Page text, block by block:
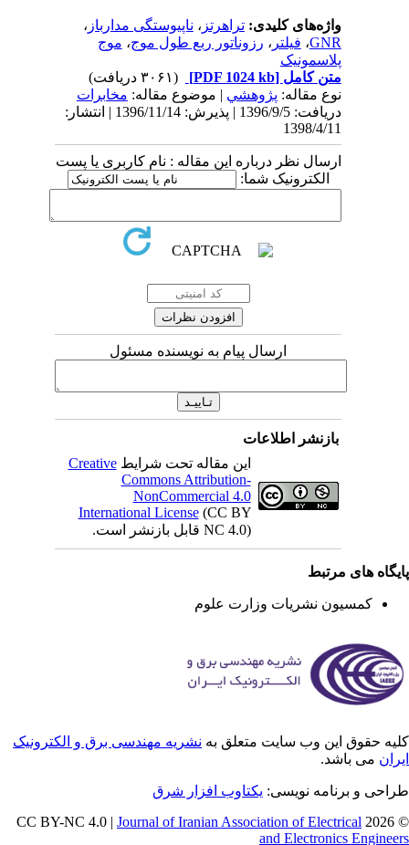
واژه‌های کلیدی:تراهرتز، ناپیوستگی مدارباز،
GNR،فیلتر، رزوناتور ربع طول موج،موج
پلاسمونیک
متن کامل[PDF 1024 kb]
نوع مقاله:پژوهشي| موضوع مقاله:مخابرات
دریافت: 1396/9/5 | پذیرش: 1396/11/14 | انتشار:
1398/4/11
ارسال نظر درباره این مقاله : نام کاربری یا پست
الکترونیک شما:
ارسال پیام به نویسنده مسئول
بازنشر اطلاعات
این مقاله تحت شرایطCreative
Commons Attribution-
NonCommercial 4.0
International License(CC BY
NC 4.0) قابل بازنشر است.
های مرتبط
کمسیون نشریات وزارت علوم
حقوق این وب سایت متعلق بهنشریه مهندسی برق و الکترونیک
می باشد.
و برنامه نویسی: یکتاوب افزار شرق
©
Journal of Iranian Association of Electrical
and Electronics